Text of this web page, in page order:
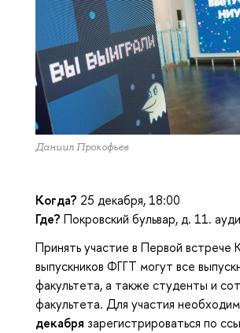
Даниил Прокофьев
Когда? 25 декабря, 18:00
Где? Покровский бульвар, д. 11.
Принять участие в Первой встрече
выпускников ФГГТ могут все
факультета, а также студенты и
факультета. Для участия
декабря зарегистрироваться по